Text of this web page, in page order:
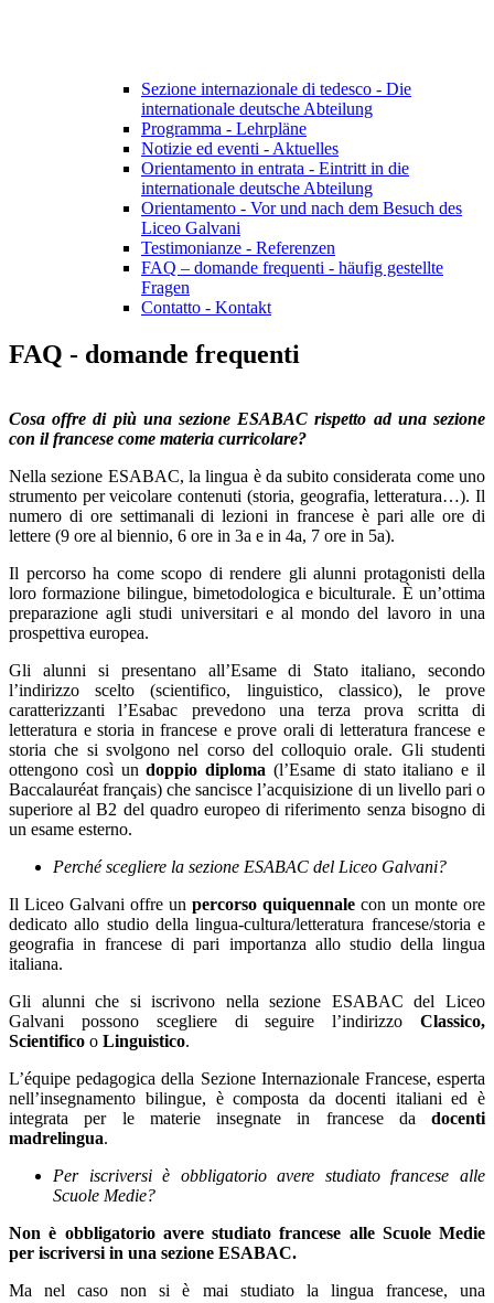
Sezione internazionale di tedesco - Die
internationale deutsche Abteilung
Programma - Lehrpläne
Notizie ed eventi - Aktuelles
Orientamento in entrata - Eintritt in die
internationale deutsche Abteilung
Orientamento - Vor und nach dem Besuch des
Liceo Galvani
Testimonianze - Referenzen
FAQ – domande frequenti - häufig gestellte
Fragen
Contatto - Kontakt
FAQ - domande frequenti
Cosa offre di più una sezione ESABAC rispetto ad una sezione
con il francese come materia curricolare?
Nella sezione ESABAC, la lingua è da subito considerata come uno
strumento per veicolare contenuti (storia, geografia, letteratura…). Il
numero di ore settimanali di lezioni in francese è pari alle ore di
lettere (9 ore al biennio, 6 ore in 3a e in 4a, 7 ore in 5a).
Il percorso ha come scopo di rendere gli alunni protagonisti della
loro formazione bilingue, bimetodologica e biculturale. È un’ottima
preparazione agli studi universitari e al mondo del lavoro in una
prospettiva europea.
Gli alunni si presentano all’Esame di Stato italiano, secondo
l’indirizzo scelto (scientifico, linguistico, classico), le prove
caratterizzanti l’Esabac prevedono una terza prova scritta di
letteratura e storia in francese e prove orali di letteratura francese e
storia che si svolgono nel corso del colloquio orale. Gli studenti
ottengono così undoppio diploma (l’Esame di stato italiano e il
Baccalauréat français) che sancisce l’acquisizione di un livello pari o
superiore al B2 del quadro europeo di riferimento senza bisogno di
un esame esterno.
Perché scegliere la sezione ESABAC del Liceo Galvani?
Il Liceo Galvani offre un percorso quiquennale con un monte ore
dedicato allo studio della lingua-cultura/letteratura francese/storia e
geografia in francese di pari importanza allo studio della lingua
italiana.
Gli alunni che si iscrivono nella sezione ESABAC del Liceo
Galvani possono scegliere di seguire l’indirizzo Classico,
Scientifico o Linguistico.
L’équipe pedagogica della Sezione Internazionale Francese, esperta
nell’insegnamento bilingue, è composta da docenti italiani ed è
integrata per le materie insegnate in francese da docenti
madrelingua.
Per iscriversi è obbligatorio avere studiato francese alle
Scuole Medie?
Non è obbligatorio avere studiato francese alle Scuole Medie
per iscriversi in una sezione ESABAC.
Ma nel caso non si è mai studiato la lingua francese, una